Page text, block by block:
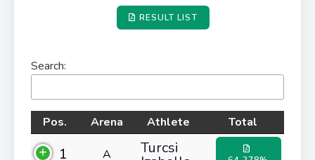
RESULT LIST
Search:
Pos. Arena Athlete Total
1 A Turcsi